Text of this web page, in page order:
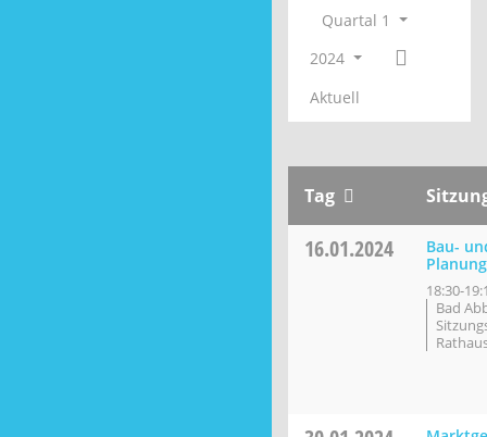
Quartal 1
2024
Aktuell
Tag
16.01.2024
Bau-
18:30-
Bad